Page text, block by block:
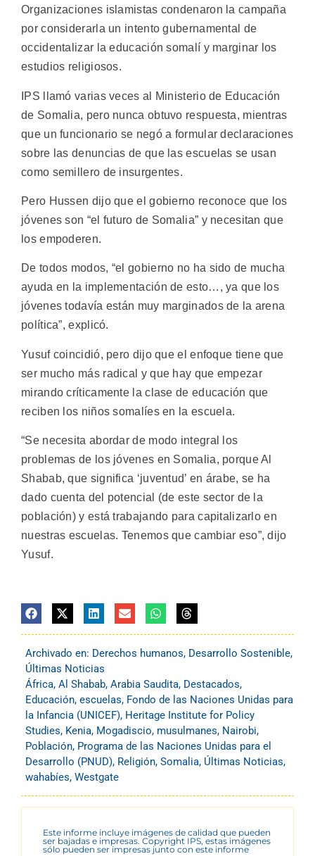
Organizaciones islamistas condenaron la campaña
por considerarla un intento gubernamental de
occidentalizar la educación somalí y marginar los
estudios religiosos.
IPS llamó varias veces al Ministerio de Educación
de Somalia, pero nunca obtuvo respuesta, mientras
que un funcionario se negó a formular declaraciones
sobre las denuncias de que las escuelas se usan
como semillero de insurgentes.
Pero Hussen dijo que el gobierno reconoce que los
jóvenes son “el futuro de Somalia” y necesitan que
los empoderen.
De todos modos, “el gobierno no ha sido de mucha
ayuda en la implementación de esto…, ya que los
jóvenes todavía están muy marginados de la arena
política”, explicó.
Yusuf coincidió, pero dijo que el enfoque tiene que
ser mucho más radical y que hay que empezar
mirando críticamente la clase de educación que
reciben los niños somalíes en la escuela.
“Se necesita abordar de modo integral los
problemas de los jóvenes en Somalia, porque Al
Shabab, que significa ‘juventud’ en árabe, se ha
dado cuenta del potencial (de este sector de la
población) y está trabajando para capitalizarlo en
nuestras escuelas. Tenemos que cambiar eso”, dijo
Yusuf.
Archivado en: Derechos humanos, Desarrollo Sostenible,
Últimas Noticias
África, Al Shabab, Arabia Saudita, Destacados,
Educación, escuelas, Fondo de las Naciones Unidas para
la Infancia (UNICEF), Heritage Institute for Policy
Studies, Kenia, Mogadiscio, musulmanes, Nairobi,
Población, Programa de las Naciones Unidas para el
Desarrollo (PNUD), Religión, Somalia, Últimas Noticias,
wahabíes, Westgate
Este informe incluye imágenes de calidad que pueden
ser bajadas e impresas. Copyright IPS, estas imágenes
sólo pueden ser impresas junto con este informe